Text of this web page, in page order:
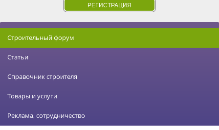
РЕГИСТРАЦИЯ
Строительный форум
Статьи
Справочник строителя
Товары и услуги
Реклама, сотрудничество